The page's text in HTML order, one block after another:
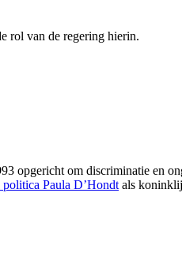
rol van de regering hierin.
opgericht om discriminatie en
Paula D’Hondt als